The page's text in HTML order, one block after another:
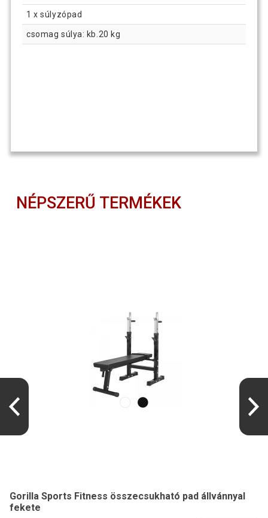
1 x súlyzópad
csomag súlya: kb.20 kg
NÉPSZERŰ TERMÉKEK
Gorilla Sports Fitness összecsukható pad állvánnyal
fekete